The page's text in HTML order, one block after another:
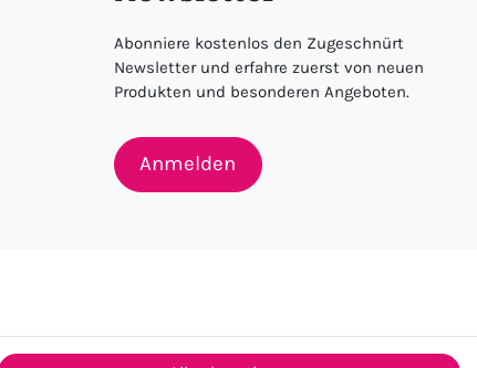
Abonniere kostenlos den Zugeschnürt
Newsletter und erfahre zuerst von neuen
Produkten und besonderen Angeboten.
Anmelden